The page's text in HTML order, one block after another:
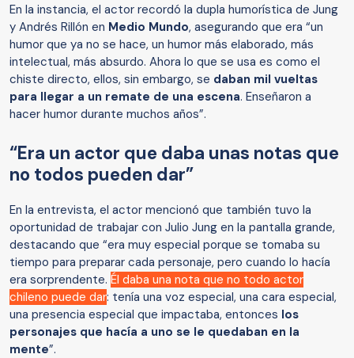
En la instancia, el actor recordó la dupla humorística de Jung
y Andrés Rillón en Medio Mundo, asegurando que era “un
humor que ya no se hace, un humor más elaborado, más
intelectual, más absurdo. Ahora lo que se usa es como el
chiste directo, ellos, sin embargo, se daban mil vueltas
para llegar a un remate de una escena. Enseñaron a
hacer humor durante muchos años”.
“Era un actor que daba unas notas que
no todos pueden dar”
En la entrevista, el actor mencionó que también tuvo la
oportunidad de trabajar con Julio Jung en la pantalla grande,
destacando que “era muy especial porque se tomaba su
tiempo para preparar cada personaje, pero cuando lo hacía
era sorprendente. Él daba una nota que no todo actor
chileno puede dar: tenía una voz especial, una cara especial,
una presencia especial que impactaba, entonces los
personajes que hacía a uno se le quedaban en la
mente”.